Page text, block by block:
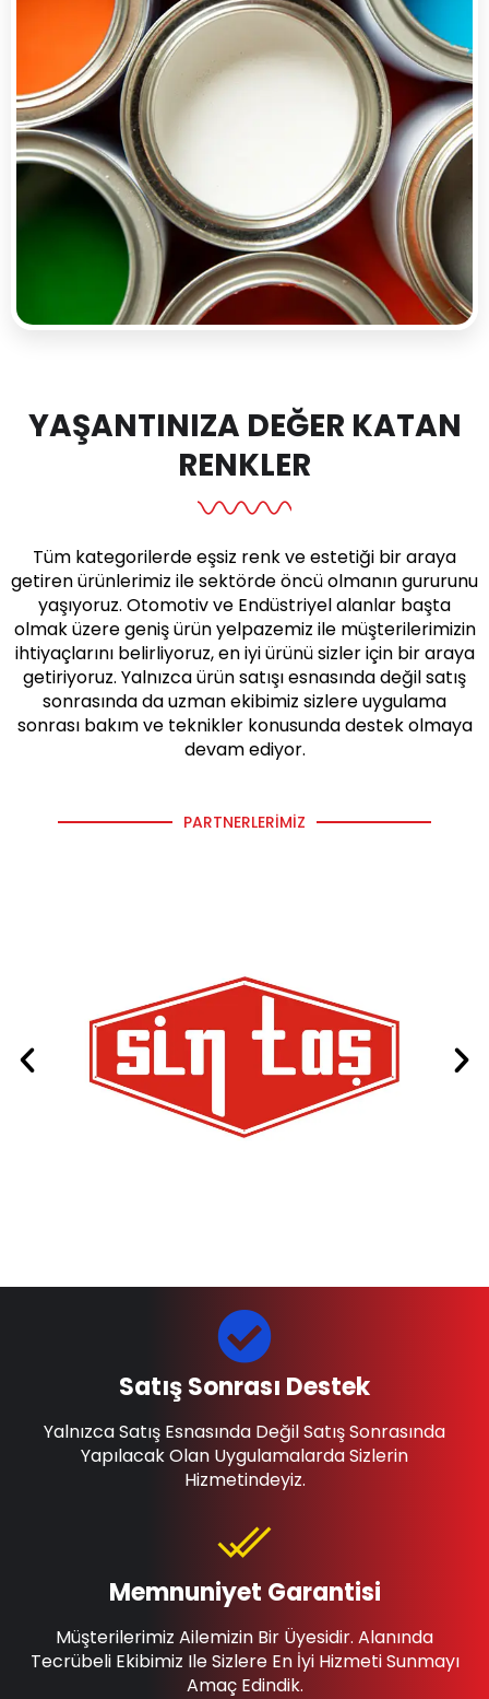
YAŞANTINIZA DEĞER KATAN
RENKLER
Tüm kategorilerde eşsiz renk ve estetiği bir araya
getiren ürünlerimiz ile sektörde öncü olmanın gururunu
yaşıyoruz. Otomotiv ve Endüstriyel alanlar başta
olmak üzere geniş ürün yelpazemiz ile müşterilerimizin
ihtiyaçlarını belirliyoruz, en iyi ürünü sizler için bir araya
getiriyoruz. Yalnızca ürün satışı esnasında değil satış
sonrasında da uzman ekibimiz sizlere uygulama
sonrası bakım ve teknikler konusunda destek olmaya
devam ediyor.
PARTNERLERIMIZ
Memnuniyet Garantisi
Müşterilerimiz Ailemizin Bir Üyesidir. Alanında
Tecrübeli Ekibimiz Ile Sizlere En İyi Hizmeti Sunmayı
Amaç Edindik.
Satış Sonrası Destek
Yalnızca Satış Esnasında Değil Satış Sonrasında
Yapılacak Olan Uygulamalarda Sizlerin
Hizmetindeyiz.